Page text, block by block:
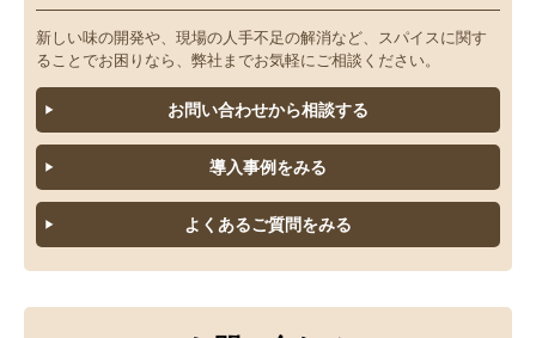
新しい味の開発や、現場の人手不足の解消など、スパイスに関す
ることでお困りなら、弊社までお気軽にご相談ください。
お問い合わせから相談する
導入事例をみる
よくあるご質問をみる